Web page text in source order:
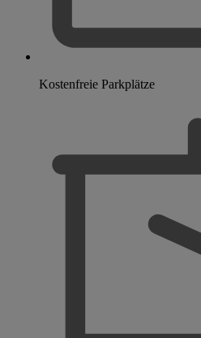
Kostenfreie Parkplätze